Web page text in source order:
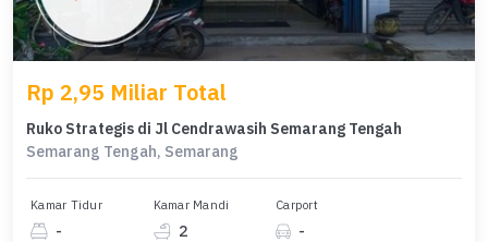
Rp 2,95 Miliar Total
Ruko Strategis di Jl Cendrawasih Semarang Tengah
Semarang Tengah, Semarang
Kamar Tidur
-
Kamar Mandi
2
Carport
-